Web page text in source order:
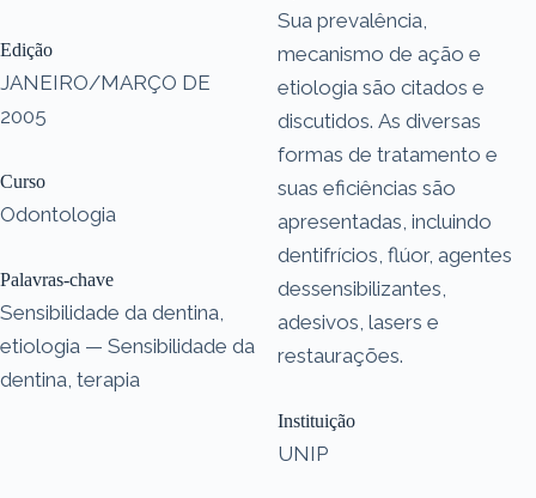
Edição
JANEIRO/MARÇO DE
2005
Curso
Odontologia
Palavras-chave
Sensibilidade da dentina,
etiologia — Sensibilidade da
dentina, terapia
Sua prevalência,
mecanismo de ação e
etiologia são citados e
discutidos. As diversas
formas de tratamento e
suas eficiências são
apresentadas, incluindo
dentifrícios, flúor, agentes
dessensibilizantes,
adesivos, lasers e
restaurações.
Instituição
UNIP